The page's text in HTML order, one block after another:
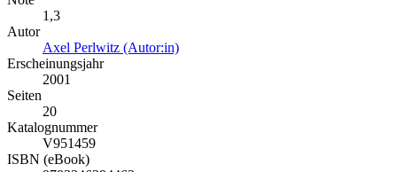
1,3
Autor
Axel Perlwitz (Autor:in)
Erscheinungsjahr
2001
Seiten
20
Katalognummer
V951459
ISBN (eBook)